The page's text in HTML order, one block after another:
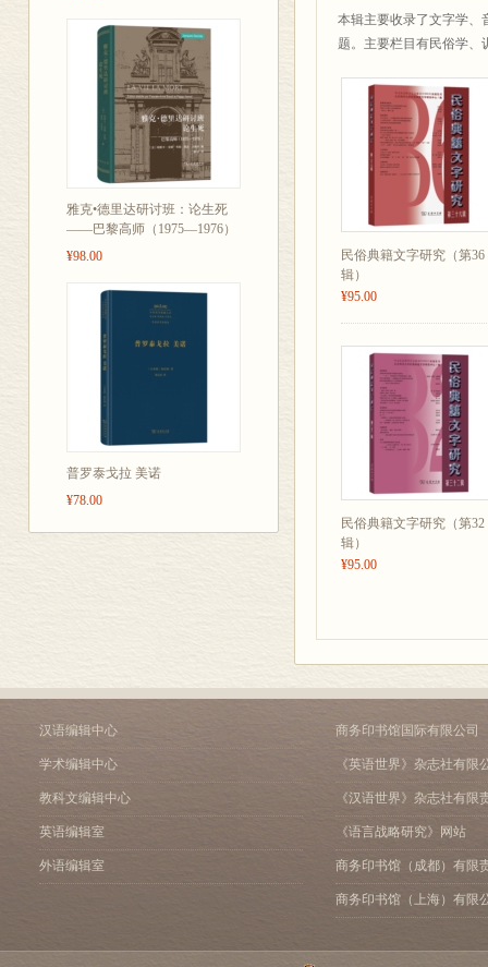
雅克•德里达研讨班：论生死
——巴黎高师（1975—1976）
¥98.00
普罗泰戈拉 美诺
¥78.00
徐州一带“■汤”中“■”的
词汇语义研究
汉语义位组合理据研究
卫姒簋的自名修饰语研
《左传》“齐侯疥，遂痁
中古医籍中“淋沥”词义
音韵学研究
清代官韵书《佩文诗韵
《合并字学集韵》所引
《诗经》重言词隔章双
“重音说”与《仪礼音义》
方言研究
以晋方言证解古今文献
文献研究
历代字书数据库属性提
上海图书馆藏宋宾王抄
英文提要
《民俗典籍文字研究》征
本辑主要收录了文字学、
题。主要栏目有民俗学、
民俗典籍文字研究（第36
辑）
¥95.00
民俗典籍文字研究（第32
辑）
¥95.00
汉语编辑中心
学术编辑中心
教科文编辑中心
英语编辑室
外语编辑室
商务印书馆国际有限公司
《英语世界》杂志社有限
《汉语世界》杂志社有限
《语言战略研究》网站
商务印书馆（成都）有限
商务印书馆（上海）有限